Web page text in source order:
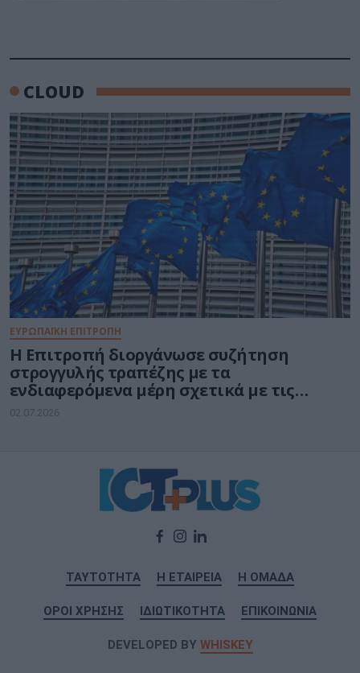
CLOUD
ΕΥΡΩΠΑΪΚΗ ΕΠΙΤΡΟΠΗ
Η Επιτροπή διοργάνωσε συζήτηση
στρογγυλής τραπέζης με τα
ενδιαφερόμενα μέρη σχετικά με τις
υπηρεσίες υπολογιστικού νέφους στο
02.07.2026
ΤΑΥΤΟΤΗΤΑ Η ΕΤΑΙΡΕΙΑ Η ΟΜΑΔΑ
ΟΡΟΙ ΧΡΗΣΗΣ ΙΔΙΩΤΙΚΟΤΗΤΑ ΕΠΙΚΟΙΝΩΝΙΑ
DEVELOPED BY WHISKEY